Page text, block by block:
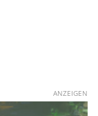
ANZEIGEN